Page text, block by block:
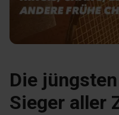
Die
Sieger aller